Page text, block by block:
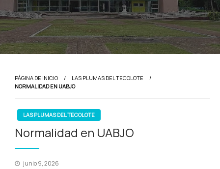
PÁGINA DE INICIO
LAS PLUMAS DEL TECOLOTE
NORMALIDAD EN UABJO
LAS PLUMAS DEL TECOLOTE
Normalidad en UABJO
Publicado
junio 9, 2026